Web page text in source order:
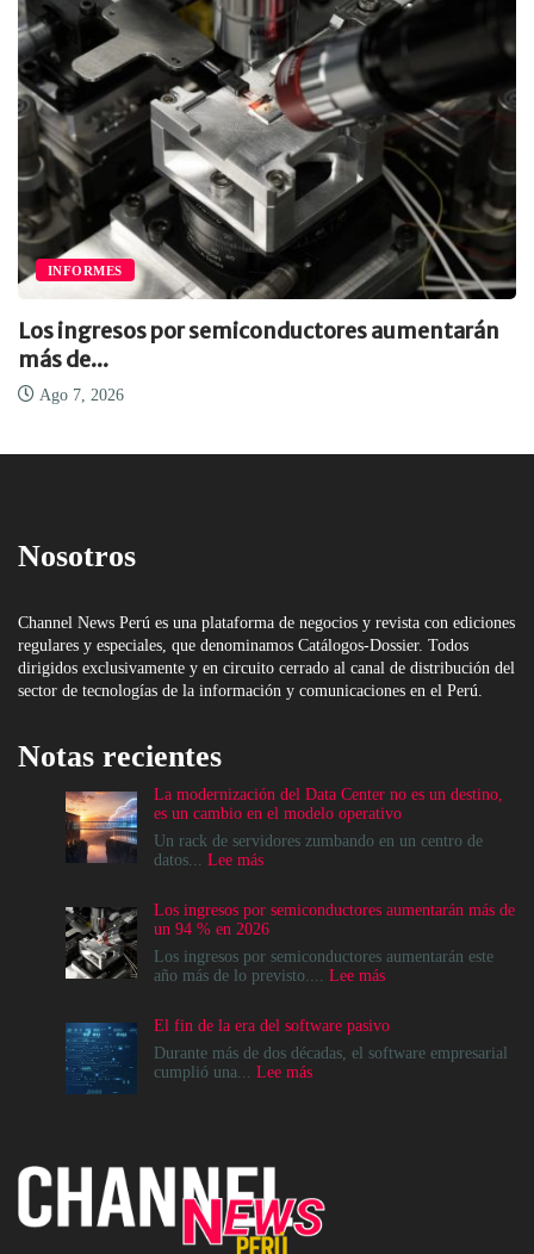
INFORMES
Los ingresos por semiconductores aumentarán
más de...
Ago 7, 2026
Nosotros
Channel News Perú es una plataforma de negocios y revista con ediciones
regulares y especiales, que denominamos Catálogos-Dossier. Todos
dirigidos exclusivamente y en circuito cerrado al canal de distribución del
sector de tecnologías de la información y comunicaciones en el Perú.
Notas recientes
La modernización del Data Center no es un destino,
es un cambio en el modelo operativo
Un rack de servidores zumbando en un centro de
datos... Lee más:
del
Data
Center
no
destino,
es
un
operativo
Los ingresos por semiconductores aumentarán más de
un 94 % en 2026
Los ingresos por semiconductores aumentarán este
año más de lo previsto.... Lee más:
por
semiconductores
El fin de la era del software pasivo
Durante más de dos décadas, el software empresarial
cumplió una... Lee más:
software
pasivo